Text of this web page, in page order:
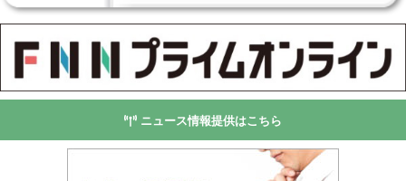
ニュース情報提供はこちら